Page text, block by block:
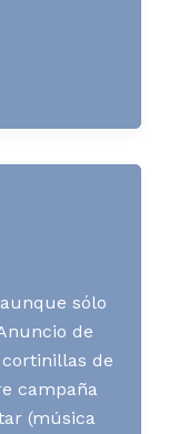
sólo
de
de
campaña
(música